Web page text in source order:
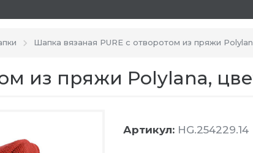
Шапка вязаная PURE с отворотом из пряжи
из пряжи Polylana,
Артикул: HG.254229.14